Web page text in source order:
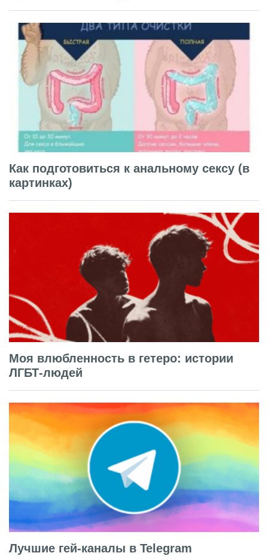
Как подготовиться к анальному сексу (в
картинках)
Моя влюбленность в гетеро: истории
ЛГБТ-людей
Лучшие гей-каналы в Telegram